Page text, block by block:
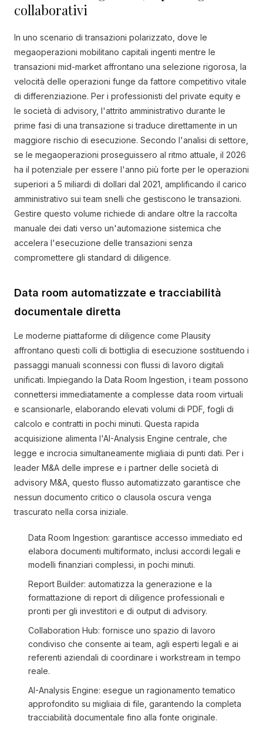
collaborativi
In uno scenario di transazioni polarizzato, dove le
megaoperazioni mobilitano capitali ingenti mentre le
transazioni mid-market affrontano una selezione rigorosa, la
velocità delle operazioni funge da fattore competitivo vitale
di differenziazione. Per i professionisti del private equity e
le società di advisory, l'attrito amministrativo durante le
prime fasi di una transazione si traduce direttamente in un
maggiore rischio di esecuzione. Secondo l'analisi di settore,
se le megaoperazioni proseguissero al ritmo attuale, il 2026
ha il potenziale per essere l'anno più forte per le operazioni
superiori a 5 miliardi di dollari dal 2021, amplificando il carico
amministrativo sui team snelli che gestiscono le transazioni.
Gestire questo volume richiede di andare oltre la raccolta
manuale dei dati verso un'automazione sistemica che
accelera l'esecuzione delle transazioni senza
compromettere gli standard di diligence.
Data room automatizzate e tracciabilità
documentale diretta
Le moderne piattaforme di diligence come Plausity
affrontano questi colli di bottiglia di esecuzione sostituendo i
passaggi manuali sconnessi con flussi di lavoro digitali
unificati. Impiegando la Data Room Ingestion, i team possono
connettersi immediatamente a complesse data room virtuali
e scansionarle, elaborando elevati volumi di PDF, fogli di
calcolo e contratti in pochi minuti. Questa rapida
acquisizione alimenta l'AI-Analysis Engine centrale, che
legge e incrocia simultaneamente migliaia di punti dati. Per i
leader M&A delle imprese e i partner delle società di
advisory M&A, questo flusso automatizzato garantisce che
nessun documento critico o clausola oscura venga
trascurato nella corsa iniziale.
Data Room Ingestion: garantisce accesso immediato ed
elabora documenti multiformato, inclusi accordi legali e
modelli finanziari complessi, in pochi minuti.
Report Builder: automatizza la generazione e la
formattazione di report di diligence professionali e
pronti per gli investitori e di output di advisory.
Collaboration Hub: fornisce uno spazio di lavoro
condiviso che consente ai team, agli esperti legali e ai
referenti aziendali di coordinare i workstream in tempo
reale.
AI-Analysis Engine: esegue un ragionamento tematico
approfondito su migliaia di file, garantendo la completa
tracciabilità documentale fino alla fonte originale.